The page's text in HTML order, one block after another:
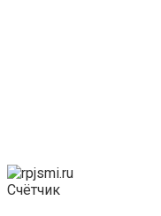
Счётчик